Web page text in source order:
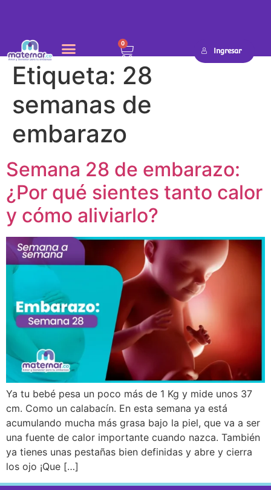
0
Ingresar
Etiqueta: 28
semanas de
embarazo
Semana 28 de embarazo:
¿Por qué sientes tanto calor
y cómo aliviarlo?
Ya tu bebé pesa un poco más de 1 Kg y mide unos 37
cm. Como un calabacín. En esta semana ya está
acumulando mucha más grasa bajo la piel, que va a ser
una fuente de calor importante cuando nazca. También
ya tienes unas pestañas bien definidas y abre y cierra
los ojo ¡Que […]